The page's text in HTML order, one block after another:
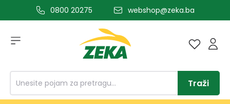
glavni sadržaj0800 20275 webshop@zeka.ba
Traži